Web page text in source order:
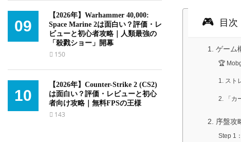
目次
1. ゲーム
🏆
1. スト
2. 「カ
2. 序盤攻
Step 1
09
【2026年】Warhammer 40,000:
Space Marine 2は面白い？評価・レ
ビューと初心者攻略｜人類最強の
「殺戮ショー」開幕
150
10
【2026年】Counter-Strike 2 (CS2)
は面白い？評価・レビューと初心
者向け攻略｜無料FPSの王様
143